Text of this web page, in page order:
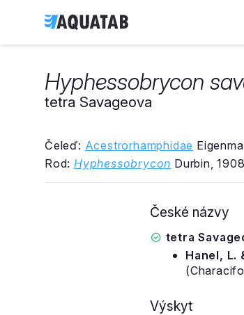
Hyphessobrycon
tetra Savageova
Čeleď: Acestrorhamphidae
Rod: Hyphessobrycon Durbin, 1908
České názvy
tetra
Hanel, L.
Výskyt